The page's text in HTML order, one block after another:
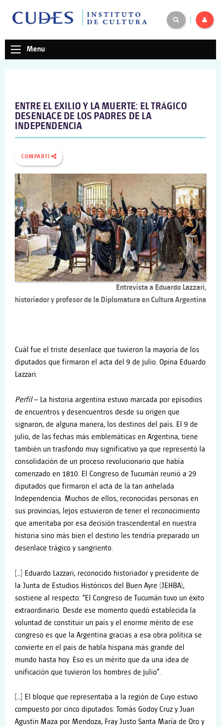
Menu
ENTRE EL EXILIO Y LA MUERTE: EL TRÁGICO
DESENLACE DE LOS PADRES DE LA
INDEPENDENCIA
COMPARTÍ
Entrevista a Eduardo Lazzari,
historiador y profesor de la Diplomatura en Cultura Argentina
Cuál fue el triste desenlace que tuvieron la mayoría de los
diputados que firmaron el acta del 9 de julio. Opina Eduardo
Lazzari.
Perfil– La historia argentina estuvo marcada por episodios
de encuentros y desencuentros desde su origen que
signaron, de alguna manera, los destinos del país. El 9 de
julio, de las fechas más emblemáticas en Argentina, tiene
también un trasfondo muy significativo ya que representó la
consolidación de un proceso revolucionario que había
comenzado en 1810. El Congreso de Tucumán reunió a 29
diputados que firmaron el acta de la tan anhelada
Independencia. Muchos de ellos, reconocidas personas en
sus provincias, lejos estuvieron de tener el reconocimiento
que ameritaba por esa decisión trascendental en nuestra
historia sino más bien el destino les tendría preparado un
desenlace trágico y sangriento.
[…] Eduardo Lazzari, reconocido historiador y presidente de
la Junta de Estudios Históricos del Buen Ayre (JEHBA),
sostiene al respecto: “El Congreso de Tucumán tuvo un éxito
extraordinario. Desde ese momento quedó establecida la
voluntad de constituir un país y el enorme mérito de ese
congreso es que la Argentina gracias a esa obra política se
convierte en el país de habla hispana más grande del
mundo hasta hoy. Eso es un mérito que da una idea de
unificación que tuvieron los hombres de julio”.
[…] El bloque que representaba a la región de Cuyo estuvo
compuesto por cinco diputados: Tomás Godoy Cruz y Juan
Agustín Maza por Mendoza, Fray Justo Santa María de Oro y